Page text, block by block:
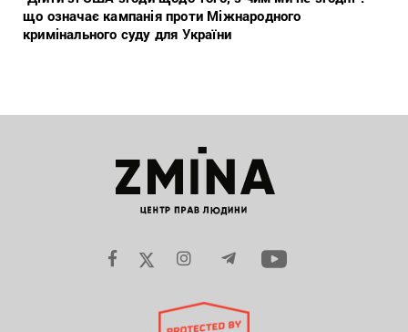
що означає кампанія проти Міжнародного
кримінального суду для України